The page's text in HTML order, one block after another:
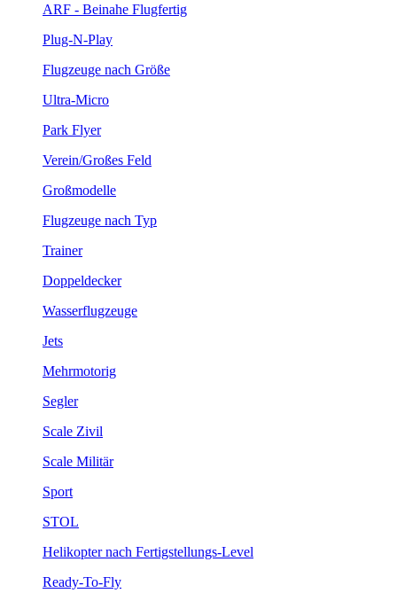
ARF - Beinahe Flugfertig
Plug-N-Play
Flugzeuge nach Größe
Ultra-Micro
Park Flyer
Verein/Großes Feld
Großmodelle
Flugzeuge nach Typ
Trainer
Doppeldecker
Wasserflugzeuge
Jets
Mehrmotorig
Segler
Scale Zivil
Scale Militär
Sport
STOL
Helikopter nach Fertigstellungs-Level
Ready-To-Fly